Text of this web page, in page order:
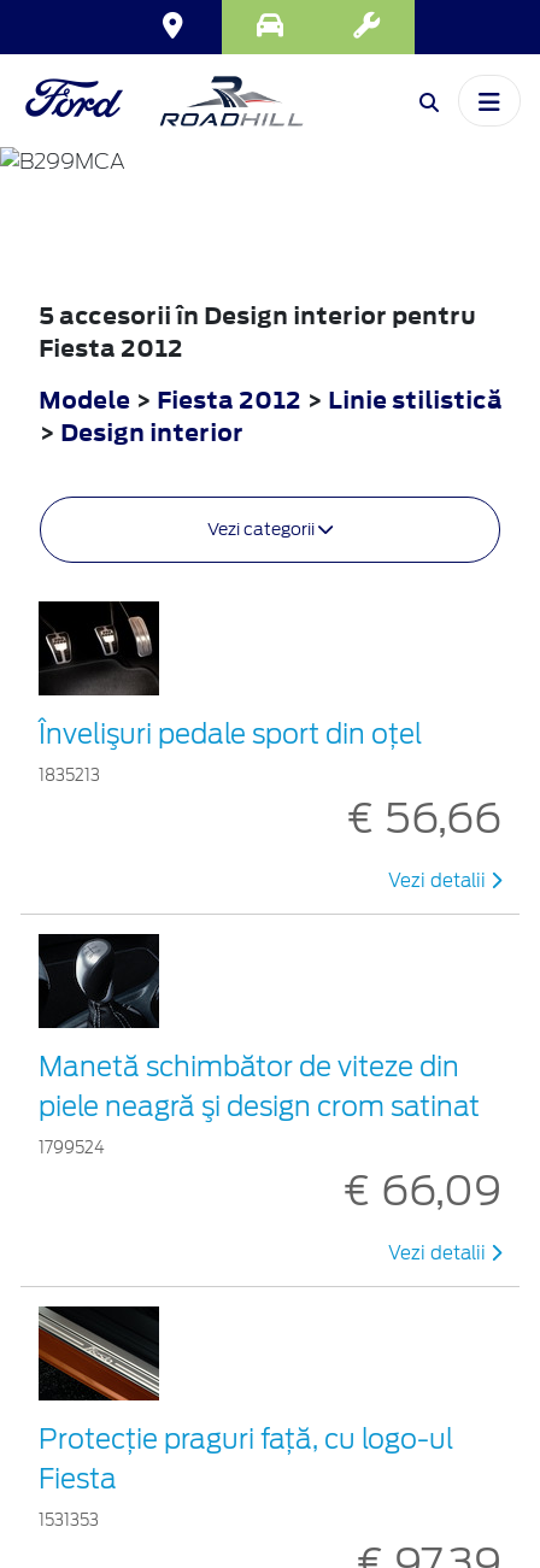
FIESTA
5 accesorii în Design interior pentru
Fiesta 2012
Modele > Fiesta 2012 > Linie stilistică
> Design interior
Vezi categorii
Învelişuri pedale sport din oţel
1835213
€ 56,66
Vezi detalii
Manetă schimbător de viteze din
piele neagră şi design crom satinat
1799524
€ 66,09
Vezi detalii
Protecţie praguri faţă, cu logo-ul
Fiesta
1531353